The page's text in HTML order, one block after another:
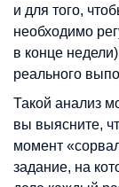
и для того,
необходимо
в конце
реального
Такой анализ
вы выясните,
момент
задание, на